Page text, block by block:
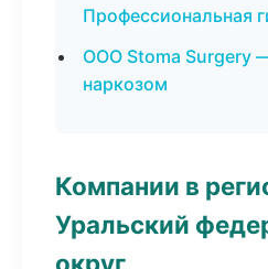
Профессиональная
ООО Stoma Surgery
наркозом
Компании в
Уральский
округ